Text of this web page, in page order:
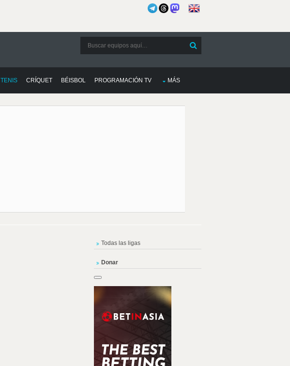
TENIS CRÍQUET BÉISBOL PROGRAMACIÓN TV MÁS
Todas las ligas
Donar